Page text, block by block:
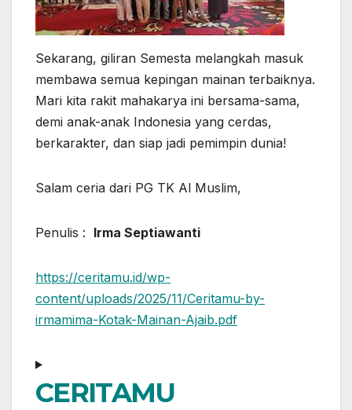
Sekarang, giliran Semesta melangkah masuk
membawa semua kepingan mainan terbaiknya.
Mari kita rakit mahakarya ini bersama-sama,
demi anak-anak Indonesia yang cerdas,
berkarakter, dan siap jadi pemimpin dunia!
Salam ceria dari PG TK Al Muslim,
Penulis : Irma Septiawanti
https://ceritamu.id/wp-
content/uploads/2025/11/Ceritamu-by-
irmamima-Kotak-Mainan-Ajaib.pdf
CERITAMU